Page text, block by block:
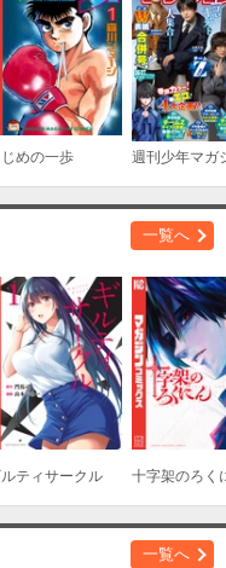
購入する
購入する
購入する
購入する
めの一歩 週刊少年マガ
一覧へ
ティサークル 十字架のろく
一覧へ